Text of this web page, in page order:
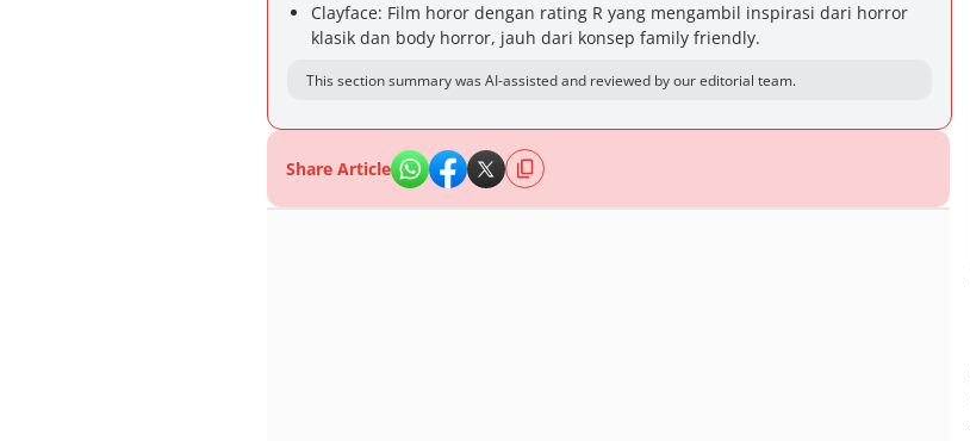
Clayface: Film horor dengan rating R yang mengambil inspirasi dari horror
klasik dan body horror, jauh dari konsep family friendly.
This section summary was AI-assisted and reviewed by our editorial team.
Share Article